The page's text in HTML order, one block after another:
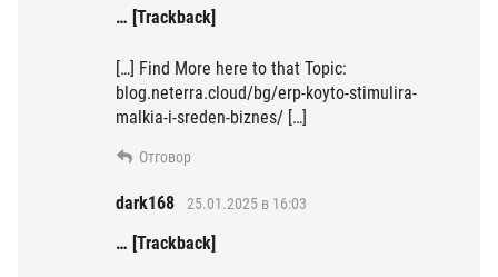
… [Trackback]
[…] Find More here to that Topic:
blog.neterra.cloud/bg/erp-koyto-stimulira-
malkia-i-sreden-biznes/ […]
Отговор
dark168 25.01.2025 в 16:03
… [Trackback]